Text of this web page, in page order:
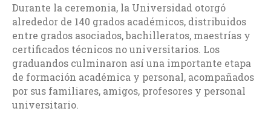
Durante la ceremonia, la Universidad otorgó
alrededor de 140 grados académicos, distribuidos
entre grados asociados, bachilleratos, maestrías y
certificados técnicos no universitarios. Los
graduandos culminaron así una importante etapa
de formación académica y personal, acompañados
por sus familiares, amigos, profesores y personal
universitario.